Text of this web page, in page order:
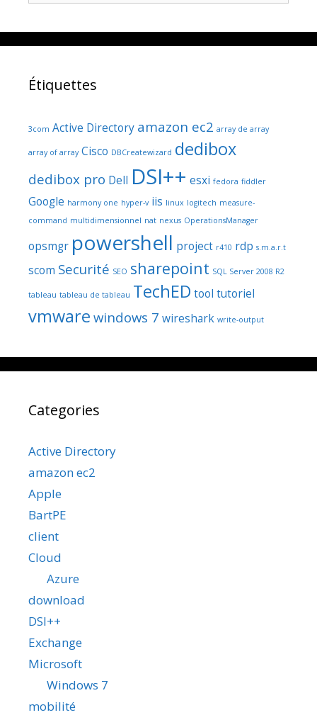
Étiquettes
3com Active Directory amazon ec2 array de array
array of array Cisco DBCreatewizard dedibox
dedibox pro Dell DSI++ esxi fedora fiddler
Google harmony one hyper-v iis linux logitech measure-
command multidimensionnel nat nexus OperationsManager
opsmgr powershell project r410 rdp s.m.a.r.t
scom Securité SEO sharepoint SQL Server 2008 R2
tableau tableau de tableau TechED tool tutoriel
vmware windows 7 wireshark write-output
Categories
Active Directory
amazon ec2
Apple
BartPE
client
Cloud
Azure
download
DSI++
Exchange
Microsoft
Windows 7
mobilité